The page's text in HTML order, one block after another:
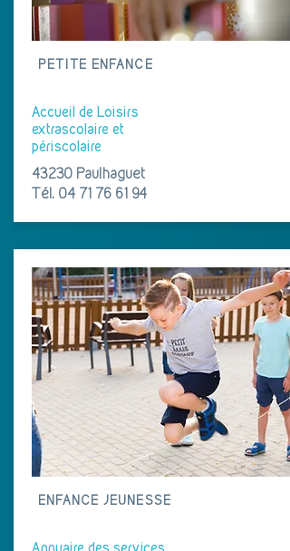
PETITE ENFANCE
Accueil de Loisirs
extrascolaire et
périscolaire
43230 Paulhaguet
Tél. 04 71 76 61 94
ENFANCE JEUNESSE